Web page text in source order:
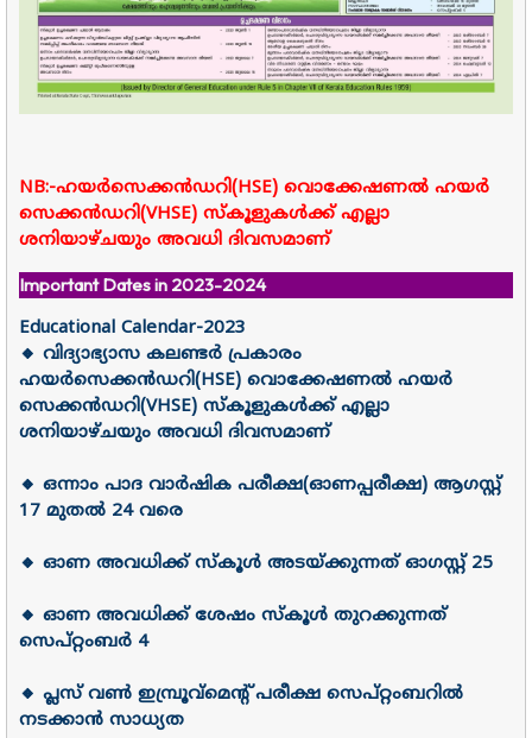
NB:-ഹയർസെക്കൻഡറി(HSE) വൊക്കേഷണൽ ഹയർ
സെക്കൻഡറി(VHSE) സ്കൂളുകൾക്ക് എല്ലാ
ശനിയാഴ്ചയും അവധി ദിവസമാണ്
Important Dates in 2023-2024
Educational Calendar-2023
🔸 വിദ്യാഭ്യാസ കലണ്ടർ പ്രകാരം
ഹയർസെക്കൻഡറി(HSE) വൊക്കേഷണൽ ഹയർ
സെക്കൻഡറി(VHSE) സ്കൂളുകൾക്ക് എല്ലാ
ശനിയാഴ്ചയും അവധി ദിവസമാണ്
🔸 ഒന്നാം പാദ വാർഷിക പരീക്ഷ(ഓണപ്പരീക്ഷ) ആഗസ്റ്റ്
17 മുതൽ 24 വരെ
🔸 ഓണ അവധിക്ക് സ്കൂൾ അടയ്ക്കുന്നത് ഓഗസ്റ്റ് 25
🔸 ഓണ അവധിക്ക് ശേഷം സ്കൂൾ തുറക്കുന്നത്
സെപ്റ്റംബർ 4
🔸 പ്ലസ് വൺ ഇമ്പ്രൂവ്മെന്റ് പരീക്ഷ സെപ്റ്റംബറിൽ
നടക്കാൻ സാധ്യത